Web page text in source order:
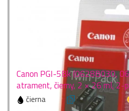
Canon PGI-5Bk (0628B030,
atrament, čierny, 2 × 26 ml, 2-
čierna 2 × 26 ml